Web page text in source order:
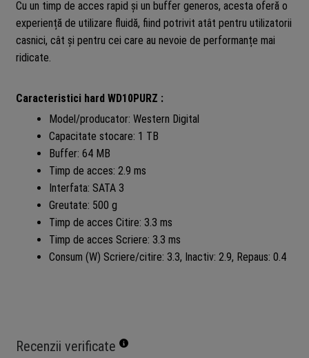
Cu un timp de acces rapid și un buffer generos, acesta oferă o
experiență de utilizare fluidă, fiind potrivit atât pentru utilizatorii
casnici, cât și pentru cei care au nevoie de performanțe mai
ridicate.
Caracteristici hard WD10PURZ :
Model/producator: Western Digital
Capacitate stocare: 1 TB
Buffer: 64 MB
Timp de acces: 2.9 ms
Interfata: SATA 3
Greutate: 500 g
Timp de acces Citire: 3.3 ms
Timp de acces Scriere: 3.3 ms
Consum (W) Scriere/citire: 3.3, Inactiv: 2.9, Repaus: 0.4
Recenzii verificate